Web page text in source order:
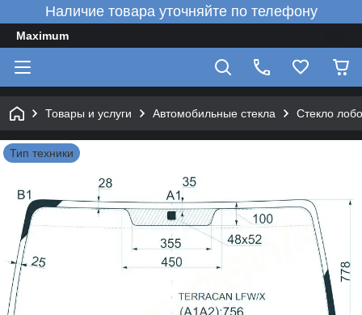
Наличие товара уточняйте по телефону
Maximum
Товары и услуги Автомобильные стекла Стекло
Тип техники